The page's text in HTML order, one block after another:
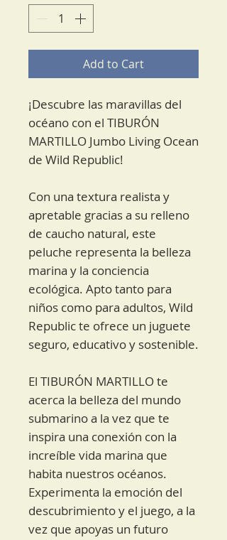
Add to Cart
¡Descubre las maravillas del
océano con el TIBURÓN
MARTILLO Jumbo Living Ocean
de Wild Republic!
Con una textura realista y
apretable gracias a su relleno
de caucho natural, este
peluche representa la belleza
marina y la conciencia
ecológica. Apto tanto para
niños como para adultos, Wild
Republic te ofrece un juguete
seguro, educativo y sostenible.
El TIBURÓN MARTILLO te
acerca la belleza del mundo
submarino a la vez que te
inspira una conexión con la
increíble vida marina que
habita nuestros océanos.
Experimenta la emoción del
descubrimiento y el juego, a la
vez que apoyas un futuro